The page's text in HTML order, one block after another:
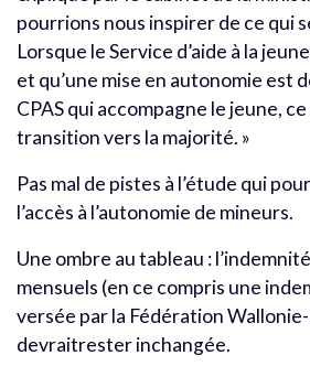
pourrions nous inspirer de ce qui
Lorsque le Service d’aide à la
et qu’une mise en autonomie est
CPAS qui accompagne le jeune, ce
transition vers la majorité. »
Pas mal de pistes à l’étude qui
l’accès à l’autonomie de mineurs.
Une ombre au tableau :
mensuels (en ce compris une
versée par la Fédération
devraitrester inchangée.